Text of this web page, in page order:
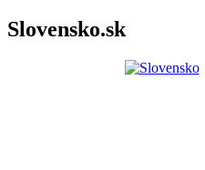
Slovensko.sk